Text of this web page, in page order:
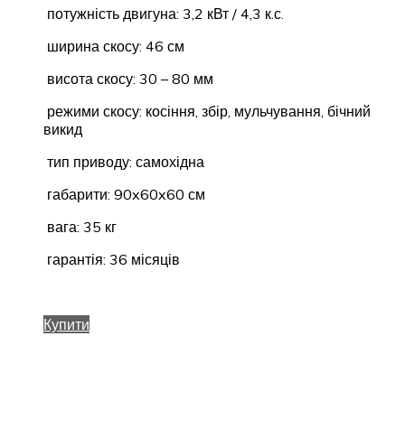
потужність двигуна: 3,2 кВт / 4,3 к.с.
ширина скосу: 46 см
висота скосу: 30 – 80 мм
режими скосу: косіння, збір, мульчування, бічний
викид
тип приводу: самохідна
габарити: 90x60x60 см
вага: 35 кг
гарантія: 36 місяців
Купити